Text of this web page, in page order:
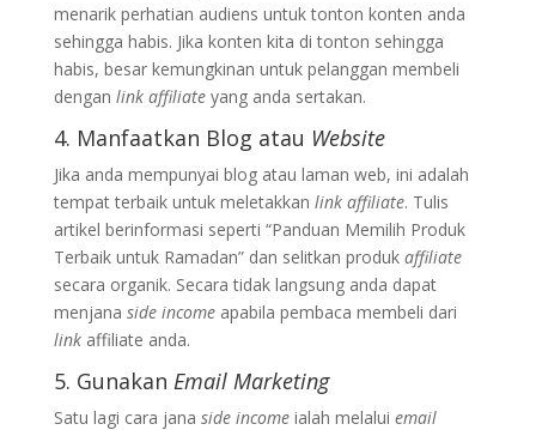
menarik perhatian audiens untuk tonton konten anda
sehingga habis. Jika konten kita di tonton sehingga
habis, besar kemungkinan untuk pelanggan membeli
dengan link affiliate yang anda sertakan.
4. Manfaatkan Blog atau Website
Jika anda mempunyai blog atau laman web, ini adalah
tempat terbaik untuk meletakkan link affiliate. Tulis
artikel berinformasi seperti “Panduan Memilih Produk
Terbaik untuk Ramadan” dan selitkan produk affiliate
secara organik. Secara tidak langsung anda dapat
menjana side incomeapabila pembaca membeli dari
link affiliate anda.
5. Gunakan Email Marketing
Satu lagi cara jana side incomeialah melalui email